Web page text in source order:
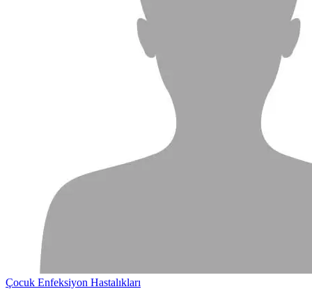
Çocuk Enfeksiyon Hastalıkları